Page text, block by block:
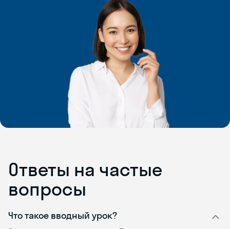
Ответы на частые
вопросы
Что такое вводный урок?